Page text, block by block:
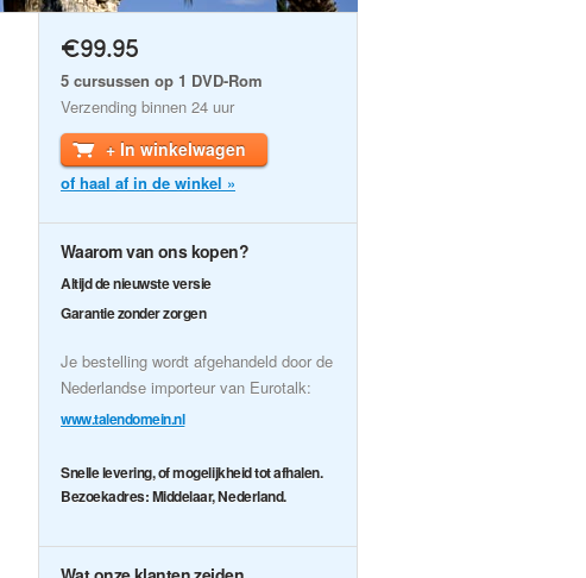
€99.95
5 cursussen op 1 DVD-Rom
Verzending binnen 24 uur
+ In winkelwagen
of haal af in de winkel »
Waarom van ons kopen?
Altijd de nieuwste versie
Garantie zonder zorgen
Je bestelling wordt afgehandeld door de
Nederlandse importeur van Eurotalk:
www.talendomein.nl
Snelle levering, of mogelijkheid tot afhalen.
Bezoekadres: Middelaar, Nederland.